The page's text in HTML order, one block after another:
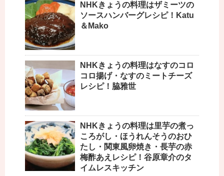
NHKきょうの料理はザミーツの
ソースハンバーグレシピ！Katu
＆Mako
NHKきょうの料理はなすのコロ
コロ揚げ・なすのミートチーズ
レシピ！脇雅世
NHKきょうの料理は里芋の煮っ
ころがし・ほうれんそうのおひ
たし・関東風卵焼き・長芋の赤
梅酢あえレシピ！谷原章介のタ
イムレスキッチン